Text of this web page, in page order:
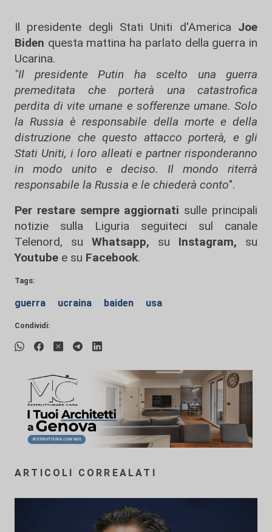
Il presidente degli Stati Uniti d'America Joe
Biden questa mattina ha parlato della guerra in
Ucarina.
"Il presidente Putin ha scelto una guerra
premeditata che porterà una catastrofica
perdita di vite umane e sofferenze umane. Solo
la Russia è responsabile della morte e della
distruzione che questo attacco porterà, e gli
Stati Uniti, i loro alleati e partner risponderanno
in modo unito e deciso. Il mondo riterrà
responsabile la Russia e le chiederà conto".
Per restare sempre aggiornati sulle principali
notizie sulla Liguria seguiteci sul canale
Telenord, su
Whatsapp, su Instagram, su
Youtube e su Facebook.
Tags:
guerra ucraina baiden usa
Condividi:
ARTICOLI CORREALATI